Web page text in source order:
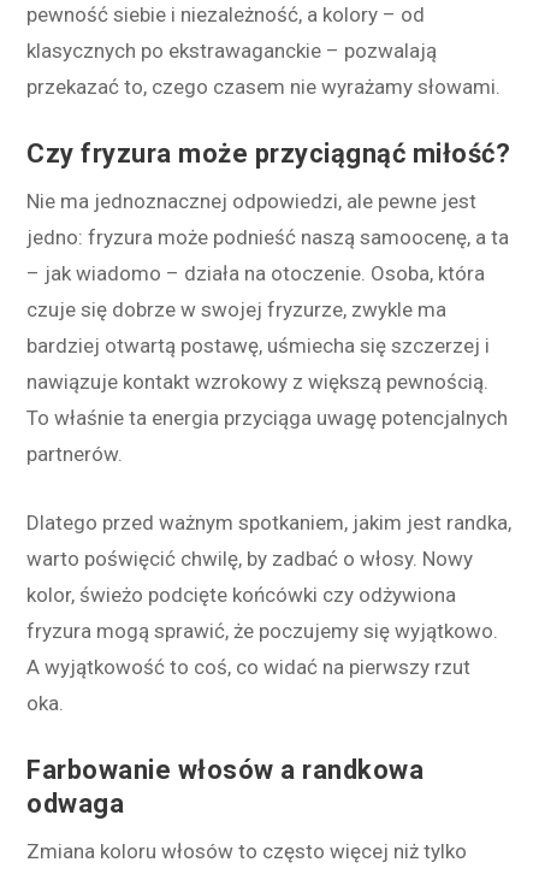
pewność siebie i niezależność, a kolory – od
klasycznych po ekstrawaganckie – pozwalają
przekazać to, czego czasem nie wyrażamy słowami.
Czy fryzura może przyciągnąć miłość?
Nie ma jednoznacznej odpowiedzi, ale pewne jest
jedno: fryzura może podnieść naszą samoocenę, a ta
– jak wiadomo – działa na otoczenie. Osoba, która
czuje się dobrze w swojej fryzurze, zwykle ma
bardziej otwartą postawę, uśmiecha się szczerzej i
nawiązuje kontakt wzrokowy z większą pewnością.
To właśnie ta energia przyciąga uwagę potencjalnych
partnerów.
Dlatego przed ważnym spotkaniem, jakim jest randka,
warto poświęcić chwilę, by zadbać o włosy. Nowy
kolor, świeżo podcięte końcówki czy odżywiona
fryzura mogą sprawić, że poczujemy się wyjątkowo.
A wyjątkowość to coś, co widać na pierwszy rzut
oka.
Farbowanie włosów a randkowa
odwaga
Zmiana koloru włosów to często więcej niż tylko